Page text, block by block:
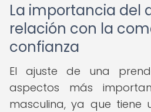
La importancia del
relación con la
confianza
El ajuste de una
aspectos más
masculina, ya que tiene